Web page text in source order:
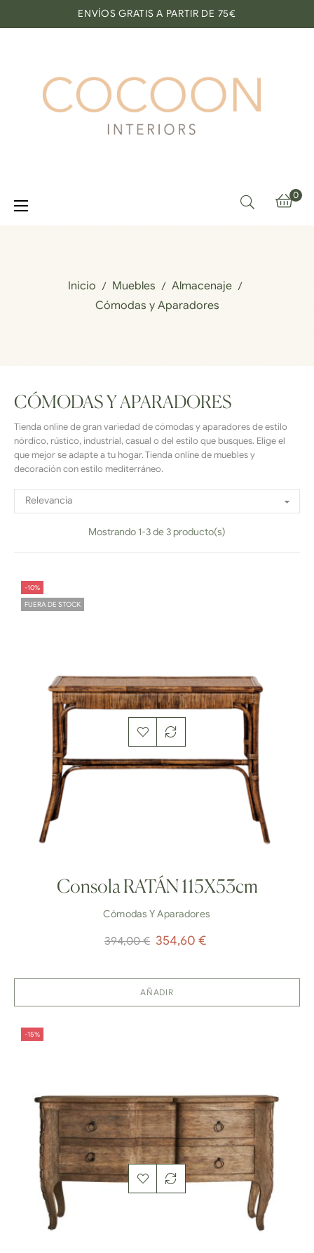
ENVÍOS GRATIS A PARTIR DE 75€
0
Navegación
de
☰
Inicio Muebles
Almacenaje
Cómodas y Aparadores
CÓMODAS Y APARADORES
Tienda online de gran variedad de cómodas y aparadores de estilo
nórdico, rústico, industrial, casual o del estilo que busques. Elige el
que mejor se adapte a tu hogar. Tienda online de muebles y
decoración con estilo mediterráneo.
Relevancia 
Mostrando 1-3 de 3 producto(s)
-10%
FUERA DE STOCK
Consola RATÁN 115X53cm
Cómodas Y Aparadores
Precio
394,00 € Precio
354,60 €
AÑADIR
-15%